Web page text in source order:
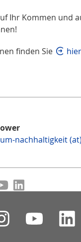
Ihr Kommen und
finden Sie
nachhaltigkeit